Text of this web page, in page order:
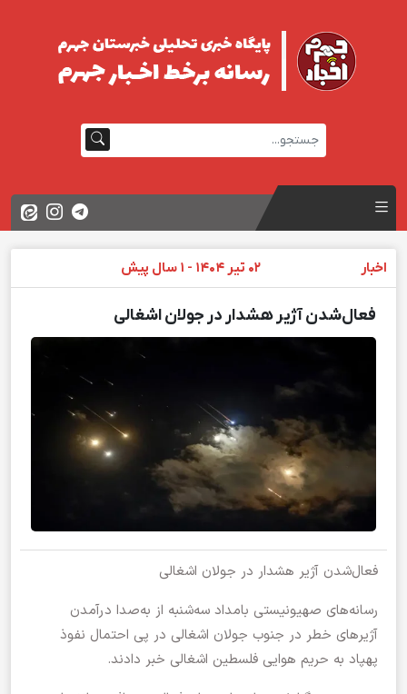
اخبار 02 تیر 1404 - 1 سال پیش
فعال‌شدن آژیر هشدار در جولان اشغالی
فعال‌شدن آژیر هشدار در جولان اشغالی
رسانه‌های صهیونیستی بامداد سه‌شنبه از به‌صدا درآمدن
آژیرهای خطر در جنوب جولان اشغالی در پی احتمال نفوذ
پهپاد به حریم هوایی فلسطین اشغالی خبر دادند.